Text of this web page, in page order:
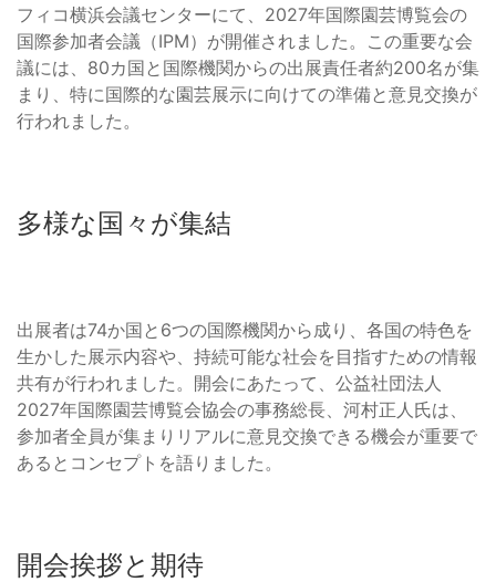
フィコ横浜会議センターにて、2027年国際園芸博覧会の
国際参加者会議（IPM）が開催されました。この重要な会
議には、80カ国と国際機関からの出展責任者約200名が集
まり、特に国際的な園芸展示に向けての準備と意見交換が
行われました。
多様な国々が集結
出展者は74か国と6つの国際機関から成り、各国の特色を
生かした展示内容や、持続可能な社会を目指すための情報
共有が行われました。開会にあたって、公益社団法人
2027年国際園芸博覧会協会の事務総長、河村正人氏は、
参加者全員が集まりリアルに意見交換できる機会が重要で
あるとコンセプトを語りました。
開会挨拶と期待